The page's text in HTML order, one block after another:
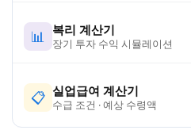
📊 복리 계산기
장기 투자 수익 시뮬레이션
📋 실업급여 계산기
수급 조건 · 예상 수령액